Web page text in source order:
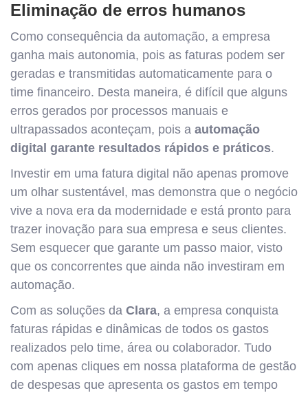
Eliminação de erros humanos
Como consequência da automação, a empresa
ganha mais autonomia, pois as faturas podem ser
geradas e transmitidas automaticamente para o
time financeiro. Desta maneira, é difícil que alguns
erros gerados por processos manuais e
ultrapassados aconteçam, pois a automação
digital garante resultados rápidos e práticos.
Investir em uma fatura digital não apenas promove
um olhar sustentável, mas demonstra que o negócio
vive a nova era da modernidade e está pronto para
trazer inovação para sua empresa e seus clientes.
Sem esquecer que garante um passo maior, visto
que os concorrentes que ainda não investiram em
automação.
Com as soluções da Clara, a empresa conquista
faturas rápidas e dinâmicas de todos os gastos
realizados pelo time, área ou colaborador. Tudo
com apenas cliques em nossa plataforma de gestão
de despesas que apresenta os gastos em tempo